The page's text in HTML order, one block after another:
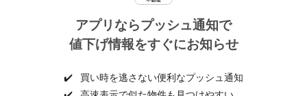
アプリならプッシュ通知で
値下げ情報をすぐにお知らせ
✔️
買い時を逃さない便利なプッシュ通知
個人情報保護ポリシー 利用規約
ヘルプ・お問い合わせ 採用情報